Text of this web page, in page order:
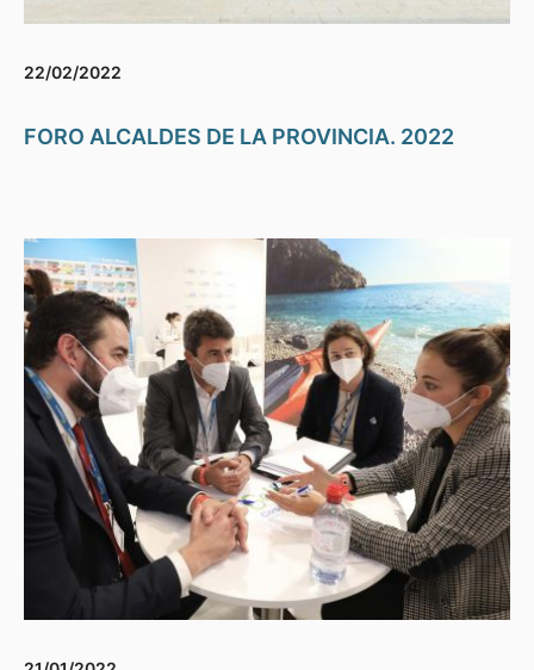
22/02/2022
FORO ALCALDES DE LA PROVINCIA. 2022